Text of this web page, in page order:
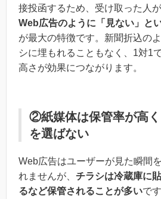
接投函するため、受け取った人
Web広告のように「見ない」と
が最大の特徴です。新聞折込の
シに埋もれることもなく、1対1
高さが効果につながります。
②紙媒体は保管率が高
を選ばない
Web広告はユーザーが見た瞬間
れませんが、 チラシは冷蔵庫に
るなど保管されることが多いで